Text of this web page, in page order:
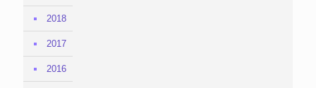
2018
2017
2016